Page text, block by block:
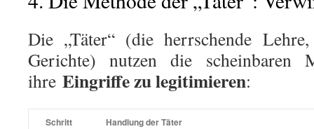
Die „Täter“ (die herrschende
Gerichte) nutzen die scheinbaren
ihre Eingriffe zu legitimieren:
Schritt Handlung der Täter